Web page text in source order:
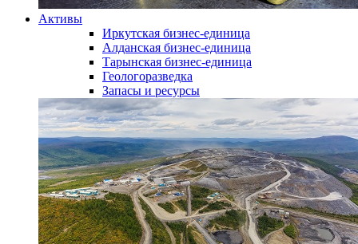
Активы
Иркутская бизнес-единица
Алданская бизнес-единица
Тарынская бизнес-единица
Геологоразведка
Запасы и ресурсы